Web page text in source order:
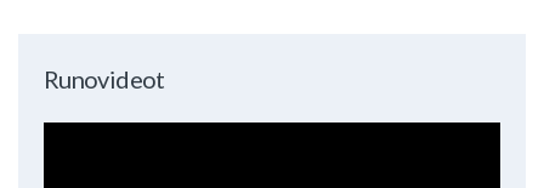
Runovideot